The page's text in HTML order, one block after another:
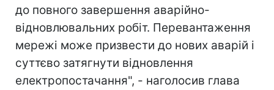
до повного завершення аварійно-
відновлювальних робіт. Перевантаження
мережі може призвести до нових аварій і
суттєво затягнути відновлення
електропостачання", - наголосив глава